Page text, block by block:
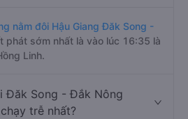
nằm đôi Hậu Giang Đăk Song -
phát sớm nhất là vào lúc 16:35 là
Linh.
Đăk Song - Đắk Nông
trễ nhất?